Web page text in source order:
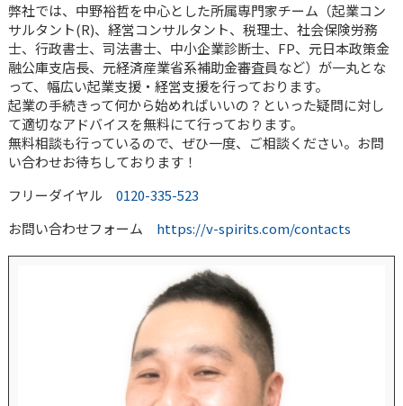
弊社では、中野裕哲を中心とした所属専門家チーム（起業コン
サルタント(R)、経営コンサルタント、税理士、社会保険労務
士、行政書士、司法書士、中小企業診断士、FP、元日本政策金
融公庫支店長、元経済産業省系補助金審査員など）が一丸とな
って、幅広い起業支援・経営支援を行っております。
起業の手続きって何から始めればいいの？といった疑問に対し
て適切なアドバイスを無料にて行っております。
無料相談も行っているので、ぜひ一度、ご相談ください。お問
い合わせお待ちしております！
フリーダイヤル 0120-335-523
お問い合わせフォーム https://v-spirits.com/contacts